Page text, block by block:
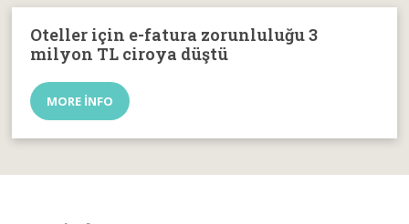
Oteller için e-fatura zorunluluğu 3
milyon TL ciroya düştü
MORE INFO